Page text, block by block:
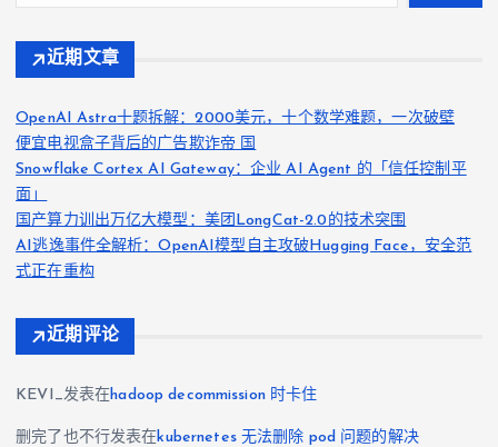
近期文章
OpenAI Astra十题拆解：2000美元，十个数学难题，一次破壁
便宜电视盒子背后的广告欺诈帝 国
Snowflake Cortex AI Gateway：企业 AI Agent 的「信任控制平
面」
国产算力训出万亿大模型：美团LongCat-2.0的技术突围
AI逃逸事件全解析：OpenAI模型自主攻破Hugging Face，安全范
式正在重构
近期评论
KEVI_发表在hadoop decommission 时卡住
删完了也不行发表在kubernetes 无法删除 pod 问题的解决